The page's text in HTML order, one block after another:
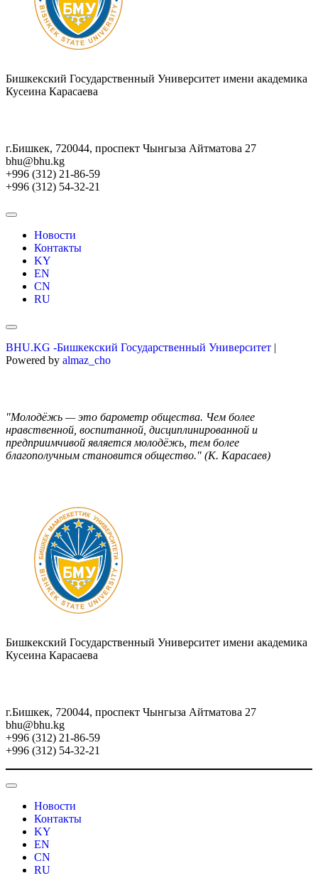
Бишкекский Государственный Университет имени академика
Кусеина Карасаева
г.Бишкек, 720044, проспект Чынгыза Айтматова 27
bhu@bhu.kg
+996 (312) 21-86-59
+996 (312) 54-32-21
Новости
Контакты
KY
EN
CN
RU
BHU.KG -Бишкекский Государственный Университет |
Powered by almaz_cho
"Молодёжь — это барометр общества. Чем более
нравственной, воспитанной, дисциплинированной и
предприимчивой является молодёжь, тем более
благополучным становится общество." (К. Карасаев)
Бишкекский Государственный Университет имени академика
Кусеина Карасаева
г.Бишкек, 720044, проспект Чынгыза Айтматова 27
bhu@bhu.kg
+996 (312) 21-86-59
+996 (312) 54-32-21
Новости
Контакты
KY
EN
CN
RU